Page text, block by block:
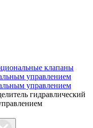
клапаны
управлением
управлением
гидравлический